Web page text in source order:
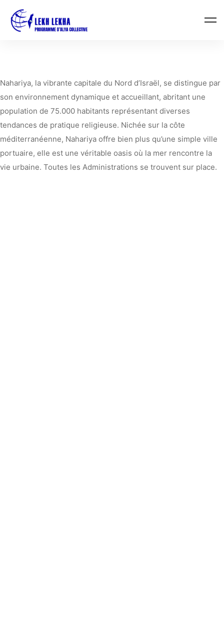
Nahariya, la vibrante capitale du Nord d’Israël, se distingue par
son environnement dynamique et accueillant, abritant une
population de 75.000 habitants représentant diverses
tendances de pratique religieuse. Nichée sur la côte
méditerranéenne, Nahariya offre bien plus qu’une simple ville
portuaire, elle est une véritable oasis où la mer rencontre la
vie urbaine. Toutes les Administrations se trouvent sur place.